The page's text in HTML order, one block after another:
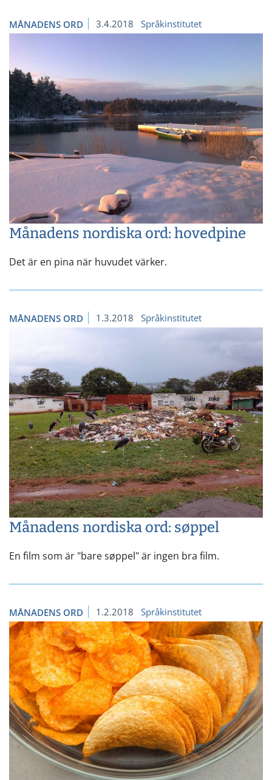
MÅNADENS ORD 3.4.2018 Språkinstitutet
Månadens nordiska ord: hovedpine
Det är en pina när huvudet värker.
MÅNADENS ORD 1.3.2018 Språkinstitutet
Månadens nordiska ord: søppel
En film som är "bare søppel" är ingen bra film.
MÅNADENS ORD 1.2.2018 Språkinstitutet